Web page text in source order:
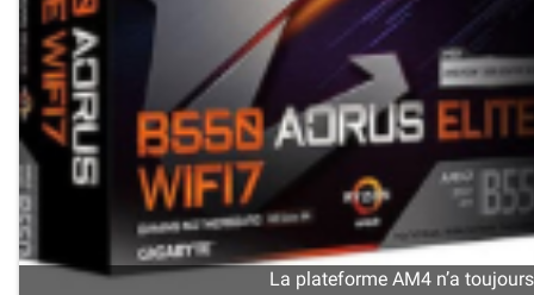
La plateforme AM4 n’a